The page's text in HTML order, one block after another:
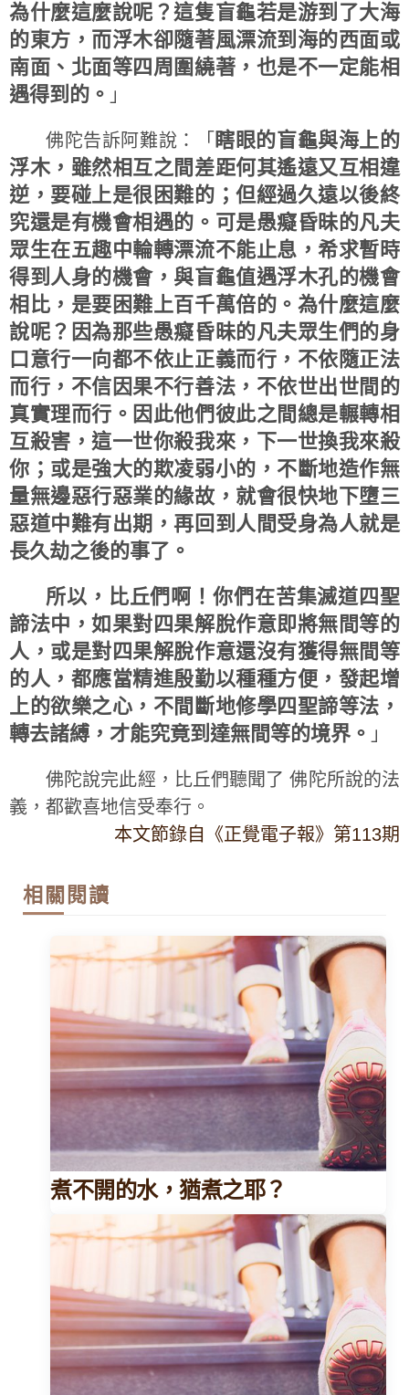
為什麼這麼說呢？這隻盲龜若是游到了大海
的東方，而浮木卻隨著風漂流到海的西面或
南面、北面等四周圍繞著，也是不一定能相
遇得到的。 」
佛陀告訴阿難說：「 瞎眼的盲龜與海上的
浮木，雖然相互之間差距何其遙遠又互相違
逆，要碰上是很困難的；但經過久遠以後終
究還是有機會相遇的。可是愚癡昏昧的凡夫
眾生在五趣中輪轉漂流不能止息，希求暫時
得到人身的機會，與盲龜值遇浮木孔的機會
相比，是要困難上百千萬倍的。為什麼這麼
說呢？因為那些愚癡昏昧的凡夫眾生們的身
口意行一向都不依止正義而行，不依隨正法
而行，不信因果不行善法，不依世出世間的
真實理而行。因此他們彼此之間總是輾轉相
互殺害，這一世你殺我來，下一世換我來殺
你；或是強大的欺凌弱小的，不斷地造作無
量無邊惡行惡業的緣故，就會很快地下墮三
惡道中難有出期，再回到人間受身為人就是
長久劫之後的事了。
所以，比丘們啊！你們在苦集滅道四聖
諦法中，如果對四果解脫作意即將無間等的
人，或是對四果解脫作意還沒有獲得無間等
的人，都應當精進殷勤以種種方便，發起增
上的欲樂之心，不間斷地修學四聖諦等法，
轉去諸縛，才能究竟到達無間等的境界。 」
佛陀說完此經，比丘們聽聞了 佛陀所說的法
義，都歡喜地信受奉行。
本文節錄自《正覺電子報》第113期
相關閱讀
煮不開的水，猶煮之耶？